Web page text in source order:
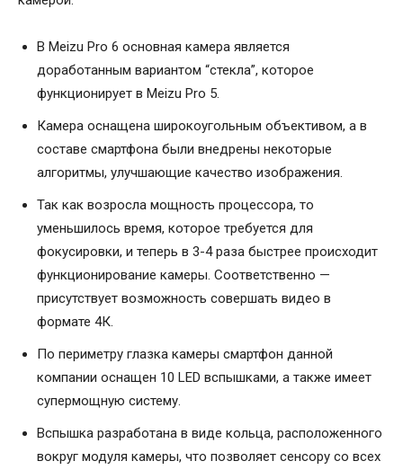
В Meizu Pro 6 основная камера является
доработанным вариантом “стекла”, которое
функционирует в Meizu Pro 5.
Камера оснащена широкоугольным объективом, а в
составе смартфона были внедрены некоторые
алгоритмы, улучшающие качество изображения.
Так как возросла мощность процессора, то
уменьшилось время, которое требуется для
фокусировки, и теперь в 3-4 раза быстрее происходит
функционирование камеры. Соответственно —
присутствует возможность совершать видео в
формате 4К.
По периметру глазка камеры смартфон данной
компании оснащен 10 LED вспышками, а также имеет
супермощную систему.
Вспышка разработана в виде кольца, расположенного
вокруг модуля камеры, что позволяет сенсору со всех